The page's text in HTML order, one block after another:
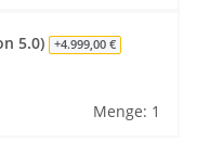
5.0)
+4.999,00 €
Menge: 1